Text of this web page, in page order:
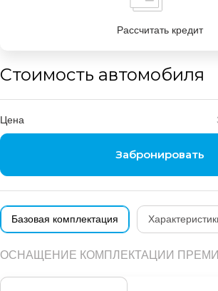
Рассчитать кредит
Стоимость автомобиля
Цена
Забронировать
Базовая комплектация
ОСНАЩЕНИЕ КОМПЛЕКТАЦИИ